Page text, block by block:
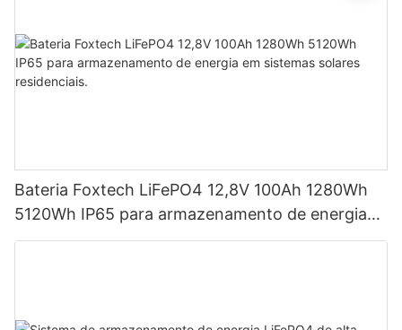
Bateria Foxtech LiFePO4 12,8V 100Ah 1280Wh
5120Wh IP65 para armazenamento de energia
em sistemas solares residenciais.